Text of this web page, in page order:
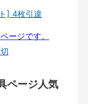
] 4枚引違
ページ人気